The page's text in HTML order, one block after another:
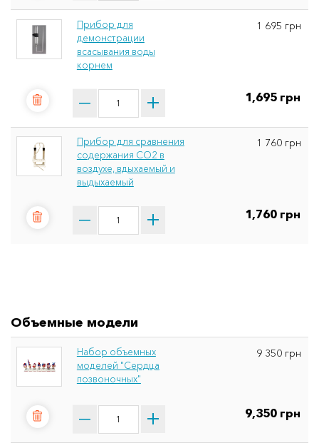
Прибор для
демонстрации
всасывания воды
корнем
1 695 грн
1,695 грн
Прибор для сравнения
содержания СО2 в
воздухе, вдыхаемый и
выдыхаемый
1 760 грн
1,760 грн
Объемные модели
Набор объемных
моделей "Сердца
позвоночных"
9 350 грн
9,350 грн